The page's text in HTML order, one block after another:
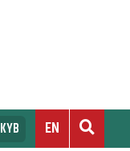
KYB EN